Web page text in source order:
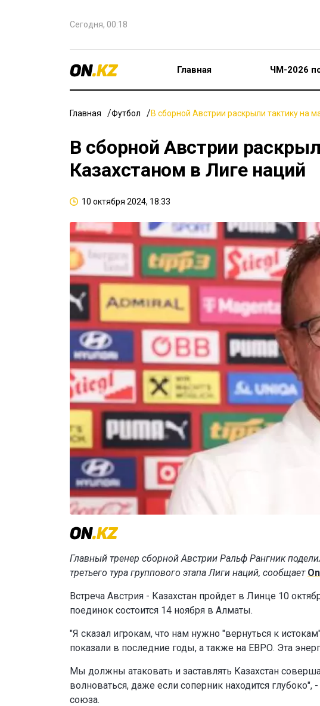
Сегодня, 00:18
Главная ЧМ-2026
Главная Футбол В сборной Австрии раскрыли тактику на
В сборной Австрии
Казахстаном в Лиге наций
10 октября 2024, 18:33
Главный тренер сборной Австрии Ральф Рангник
третьего тура группового этапа Лиги наций, сообщает
Встреча Австрия - Казахстан пройдет в Линце 10
поединок состоится 14 ноября в Алматы.
"Я сказал игрокам, что нам нужно "вернуться к
показали в последние годы, а также на ЕВРО. Эта
Мы должны атаковать и заставлять Казахстан
волноваться, даже если соперник находится глубоко",
союза.